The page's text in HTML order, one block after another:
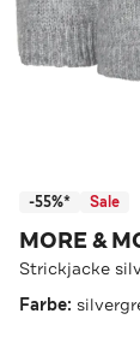
-55%* Sale
MORE &
Strickjacke
Farbe: